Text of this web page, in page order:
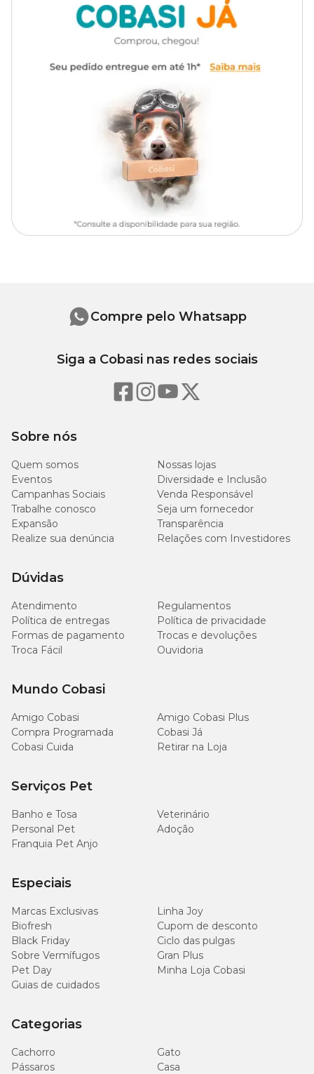
Unissex
Tapete descartávelprático e higiênico.
Área Total (cm)
Composição
Tapete Higiênico Super Secão Max com o melhor preço
Cobasi e proporcione mais higiene e praticidade para o dia a dia do
Sobre nós
Quem somos
Nossas lojas
Eventos
Diversidade e Inclusão
Campanhas Sociais
Venda Responsável
Trabalhe conosco
Seja um fornecedor
Expansão
Transparência
Realize sua denúncia
Relações com Investidores
Dúvidas
Atendimento
Regulamentos
Política de entregas
Política de privacidade
Formas de pagamento
Trocas e devoluções
Troca Fácil
Ouvidoria
Mundo Cobasi
Amigo Cobasi
Amigo Cobasi Plus
Compra Programada
Cobasi Já
Cobasi Cuida
Retirar na Loja
Serviços Pet
Banho e Tosa
Veterinário
Personal Pet
Adoção
Franquia Pet Anjo
Especiais
Marcas Exclusivas
Linha Joy
Biofresh
Cupom de desconto
Black Friday
Ciclo das pulgas
Sobre Vermífugos
Gran Plus
Pet Day
Minha Loja Cobasi
Guias de cuidados
Categorias
Cachorro
Gato
Pássaros
Casa
Compre pelo Whatsapp
Siga a Cobasi nas redes sociais